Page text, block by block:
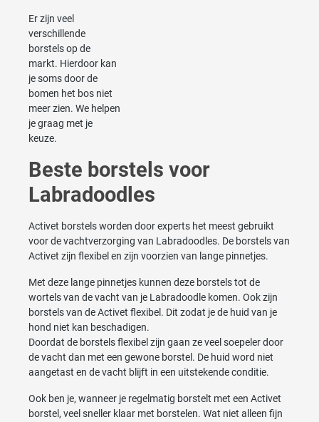
Er zijn veel
verschillende
borstels op de
markt. Hierdoor kan
je soms door de
bomen het bos niet
meer zien. We helpen
je graag met je
keuze.
Beste borstels voor
Labradoodles
Activet borstels worden door experts het meest gebruikt
voor de vachtverzorging van Labradoodles. De borstels van
Activet zijn flexibel en zijn voorzien van lange pinnetjes.
Met deze lange pinnetjes kunnen deze borstels tot de
wortels van de vacht van je Labradoodle komen. Ook zijn
borstels van de Activet flexibel. Dit zodat je de huid van je
hond niet kan beschadigen.
Doordat de borstels flexibel zijn gaan ze veel soepeler door
de vacht dan met een gewone borstel. De huid word niet
aangetast en de vacht blijft in een uitstekende conditie.
Ook ben je, wanneer je regelmatig borstelt met een Activet
borstel, veel sneller klaar met borstelen. Wat niet alleen fijn